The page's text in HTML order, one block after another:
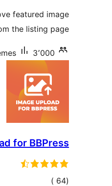
featured image
the listing page
3٬000+ تنصيب نشط
for BBPress
(64
إجمالي)